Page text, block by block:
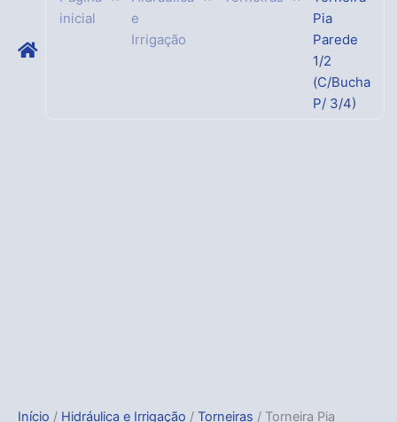
inicial
e
Irrigação
Pia
Parede
1/2
(C/Bucha
P/ 3/4)
Início / Hidráulica e Irrigação / Torneiras / Torneira Pia